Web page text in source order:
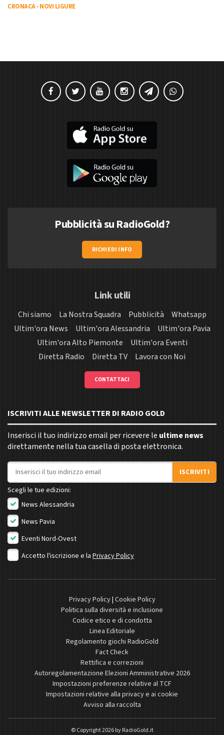
CRONACA-NOVI LIGURE
Pubblicità su RadioGold?
RICHIEDI INFO
Link utili
Chi siamo La Nostra Squadra Pubblicità
Whatsapp
Ultim'ora News
Ultim'ora Alessandria
Ultim'ora Pavia
Ultim'ora Alto Piemonte
Ultim'ora Eventi
Diretta Radio
Diretta TV Lavora con Noi
CONTATTACI
ISCRIVITI ALLE NEWSLETTER DI RADIO GOLD
Inserisci il tuo indirizzo email per ricevere le ultime news
direttamente nella tua casella di posta elettronica.
Indirizzo email
ISCRIVITI
Scegli le tue edizioni:
News Alessandria
News Pavia
Eventi Nord-Ovest
Accetto l'iscrizione e la Privacy Policy
Privacy Policy| Cookie Policy
Politica sulla diversità e inclusione
Codice etico e di condotta
Linea Editoriale
Regolamento giochi RadioGold
Fact Check
Rettifica e correzioni
Autoregolamentazione Elezioni Amministrative 2026
Impostazioni preferenze relative al TCF
Impostazioni relative alla privacy e ai cookie
Avviso alla raccolta
© Copyright 2026 byRadioGold.it